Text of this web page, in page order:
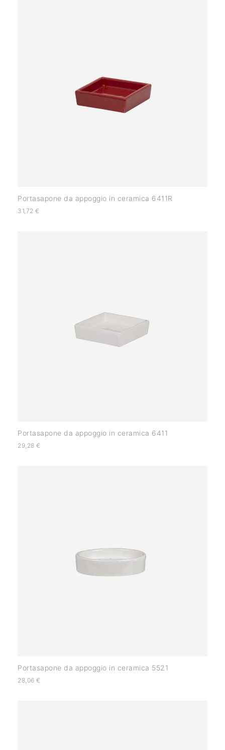
Portasapone da appoggio in ceramica 6411R
31,72 €
Portasapone da appoggio in ceramica 6411
29,28 €
Portasapone da appoggio in ceramica 5521
28,06 €